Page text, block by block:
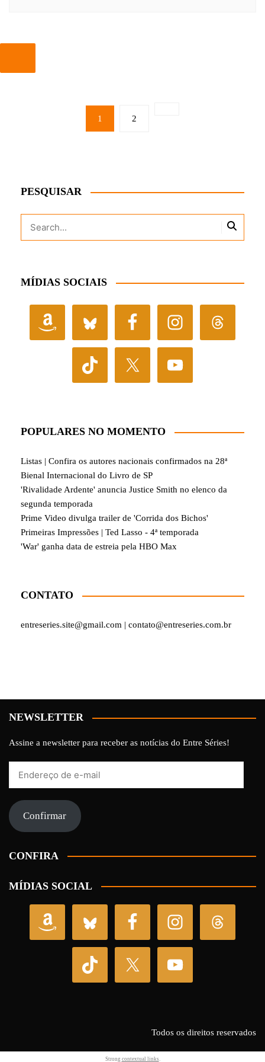
1 2
PESQUISAR
MÍDIAS SOCIAIS
POPULARES NO MOMENTO
Listas | Confira os autores nacionais confirmados na 28ª
Bienal Internacional do Livro de SP
'Rivalidade Ardente' anuncia Justice Smith no elenco da
segunda temporada
Prime Video divulga trailer de 'Corrida dos Bichos'
Primeiras Impressões | Ted Lasso - 4ª temporada
'War' ganha data de estreia pela HBO Max
CONTATO
entreseries.site@gmail.com | contato@entreseries.com.br
NEWSLETTER
Assine a newsletter para receber as notícias do Entre Séries!
mail Confirmar
CONFIRA
MÍDIAS SOCIAL
Todos os direitos reservados
Strong contextual links